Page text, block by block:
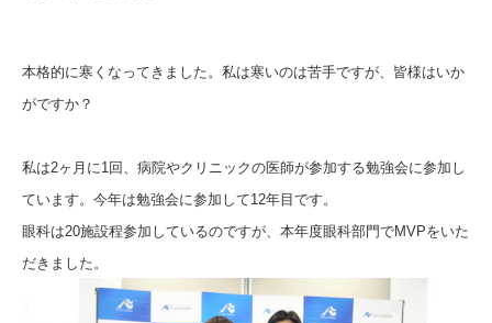
本格的に寒くなってきました。私は寒いのは苦手ですが、皆様はいか
がですか？
私は2ヶ月に1回、病院やクリニックの医師が参加する勉強会に参加し
ています。今年は勉強会に参加して12年目です。
眼科は20施設程参加しているのですが、本年度眼科部門でMVPをいた
だきました。